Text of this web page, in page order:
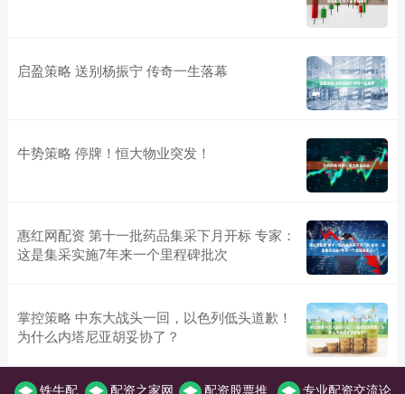
启盈策略 送别杨振宁 传奇一生落幕
牛势策略 停牌！恒大物业突发！
惠红网配资 第十一批药品集采下月开标 专家：
这是集采实施7年来一个里程碑批次
掌控策略 中东大战头一回，以色列低头道歉！
为什么内塔尼亚胡妥协了？
铁牛配 配资之家网 配资股票推 专业配资交流论